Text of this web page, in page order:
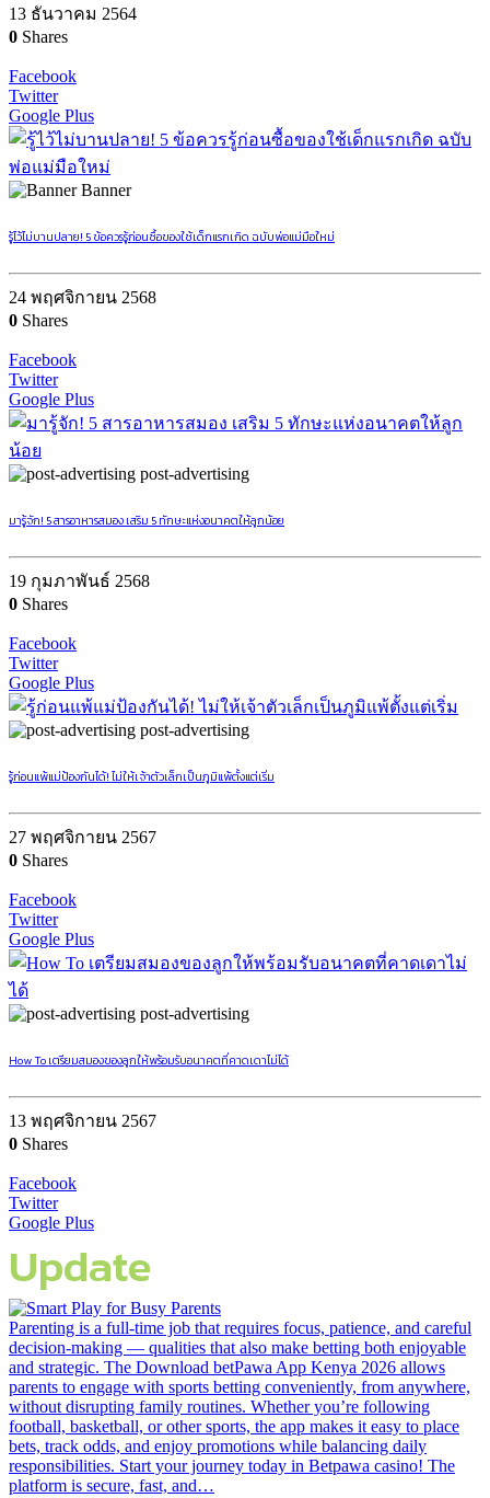
13 ธันวาคม 2564
0 Shares
Facebook
Twitter
Google Plus
Banner
รู้ไว้ไม่บานปลาย! 5 ข้อควรรู้ก่อนซื้อของใช้เด็กแรกเกิด ฉบับพ่อแม่มือใหม่
24 พฤศจิกายน 2568
0 Shares
Facebook
Twitter
Google Plus
post-advertising
มารู้จัก! 5 สารอาหารสมอง เสริม 5 ทักษะแห่งอนาคตให้ลูกน้อย
19 กุมภาพันธ์ 2568
0 Shares
Facebook
Twitter
Google Plus
post-advertising
รู้ก่อนแพ้แม่ป้องกันได้! ไม่ให้เจ้าตัวเล็กเป็นภูมิแพ้ตั้งแต่เริ่ม
27 พฤศจิกายน 2567
0 Shares
Facebook
Twitter
Google Plus
post-advertising
How To เตรียมสมองของลูกให้พร้อมรับอนาคตที่คาดเดาไม่ได้
13 พฤศจิกายน 2567
0 Shares
Facebook
Twitter
Google Plus
Update
Parenting is a full-time job that requires focus, patience, and careful
decision-making — qualities that also make betting both enjoyable
and strategic. The Download betPawa App Kenya 2026 allows
parents to engage with sports betting conveniently, from anywhere,
without disrupting family routines. Whether you’re following
football, basketball, or other sports, the app makes it easy to place
bets, track odds, and enjoy promotions while balancing daily
responsibilities. Start your journey today in Betpawa casino! The
platform is secure, fast, and…